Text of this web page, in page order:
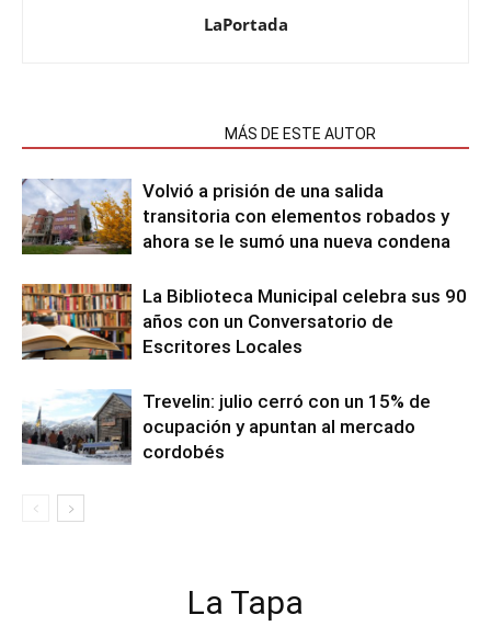
LaPortada
MÁS DE ESTE AUTOR
Volvió a prisión de una salida
transitoria con elementos robados y
ahora se le sumó una nueva condena
La Biblioteca Municipal celebra sus 90
años con un Conversatorio de
Escritores Locales
Trevelin: julio cerró con un 15% de
ocupación y apuntan al mercado
cordobés
La Tapa